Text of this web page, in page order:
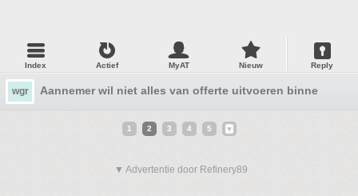
Index Actief MyAT Nieuw Reply
wgr Aannemer wil niet alles van offerte uitvoeren binnen
1 2 3 4 5
▼ Advertentie door Refinery89